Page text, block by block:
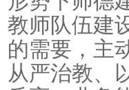
教师队伍建
的需要，主
从严治教、